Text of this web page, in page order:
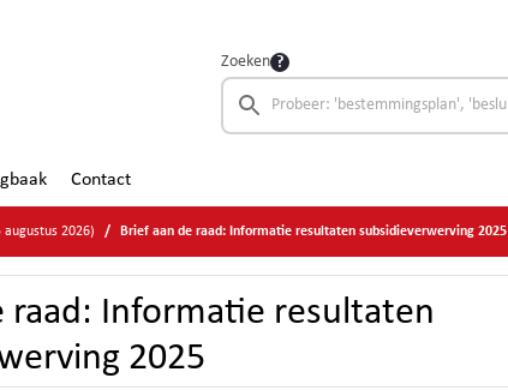
Zoeken
Contact
2026) Brief aan de raad: Informatie resultaten subsidieverwerving 2025
raad: Informatie resultaten
2025